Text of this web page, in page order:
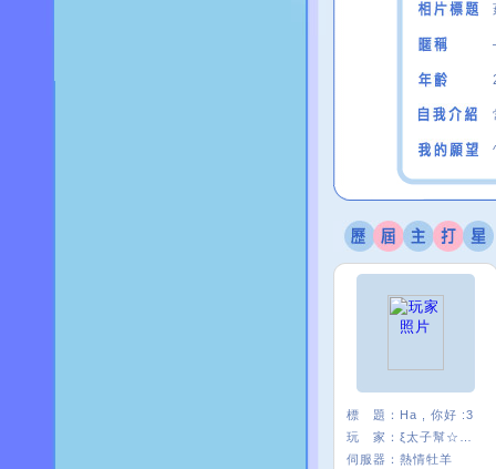
標 題： Ha , 你好 :3
玩 家：
伺服器： 熱情牡羊